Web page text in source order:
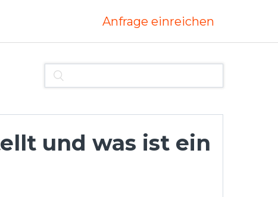
Anfrage einreichen
und was ist ein